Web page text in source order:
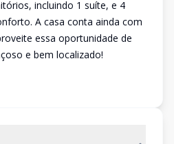
incluindo 1 suíte, e 4
A casa conta ainda com
essa oportunidade de
e bem localizado!